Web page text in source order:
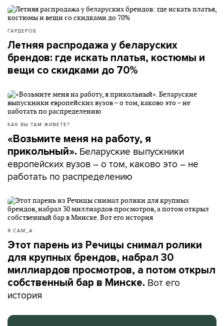
ГАРДЕРОБ
Летняя распродажа у беларуских
брендов: где искать платья, костюмы и
вещи со скидками до 70%
КАК ВЫ ТАМ ЖИВЕТЕ?
«Возьмите меня на работу, я
прикольный». Беларуские выпускники
европейских вузов – о том, каково это – не
работать по распределению
Я САМ_А
Этот парень из Речицы снимал ролики
для крупных брендов, набрал 30
миллиардов просмотров, а потом открыл
собственный бар в Минске. Вот его
история